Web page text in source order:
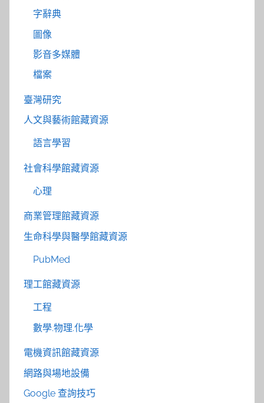
字辭典
圖像
影音多媒體
檔案
臺灣研究
人文與藝術館藏資源
語言學習
社會科學館藏資源
心理
商業管理館藏資源
生命科學與醫學館藏資源
PubMed
理工館藏資源
工程
數學.物理.化學
電機資訊館藏資源
網路與場地設備
Google 查詢技巧